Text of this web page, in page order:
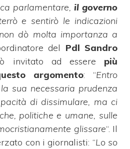
parlamentare, il governo
e sentirò le indicazioni
non dò molta importanza a
del Pdl Sandro
invitato ad essere più
argomento: “Entro
sua necessaria prudenza
di dissimulare, ma ci
politiche e umane, sulle
glissare“. Il
con i giornalisti: “Lo so